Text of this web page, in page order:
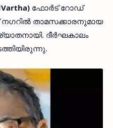
ഫോർട് റോഡ്
താമസക്കാരനുമായ
ദീർഘകാലം